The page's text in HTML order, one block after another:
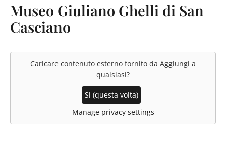
Museo Giuliano Ghelli di San
Casciano
Caricare contenuto esterno fornito da Aggiungi a
qualsiasi?
Si (questa volta)
Manage privacy settings